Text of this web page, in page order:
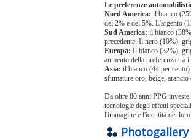
Le preferenze
Nord America: il bianco
del 2% e del 5%. L'argento
Sud America: il bianco
precedente. Il nero (10%),
Europa: Il bianco (32%),
aumento della preferenza tra
Asia: il bianco (44 per
sfumature oro, beige, arancio
Da oltre 80 anni PPG
tecnologie degli effetti
l'immagine e l'identità dei
Photogallery